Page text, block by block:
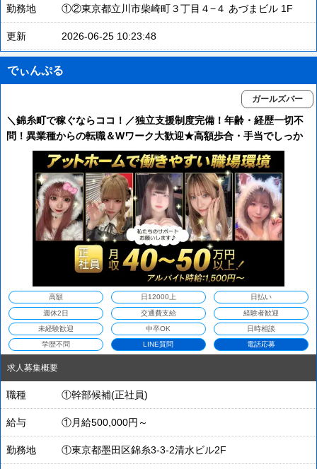
勤務地 ①②東京都立川市柴崎町３丁目４−４ あづまビル 1F
更新 2026-06-25 10:23:48
でぃんぷる
ガールズバー
＼錦糸町で稼ぐならココ！／独立支援制度完備！年齢・経歴一切不
問！異業種からの転職＆Wワーク大歓迎★高額歩合・手当でしっか
り稼げる環境です！随時昇格・昇給あり◎あなたの挑戦を応援しま
高額 日12000上 日払い
週休2日 交通費支給 経験者歓迎
未経験歓迎 中卒OK 日時相談
学歴不問 LINE質問 電話応募
求人募集概要
職種 ①幹部候補(正社員)
給与 ①月給500,000円～
勤務地 ①東京都墨田区錦糸3-3-2清水ビル2F